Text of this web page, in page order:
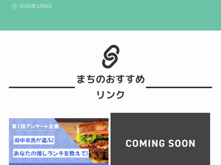
2026年3月8日
まちのおすすめ
リンク